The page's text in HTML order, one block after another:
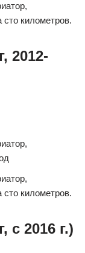
километров.
2012-
километров.
с 2016 г.)